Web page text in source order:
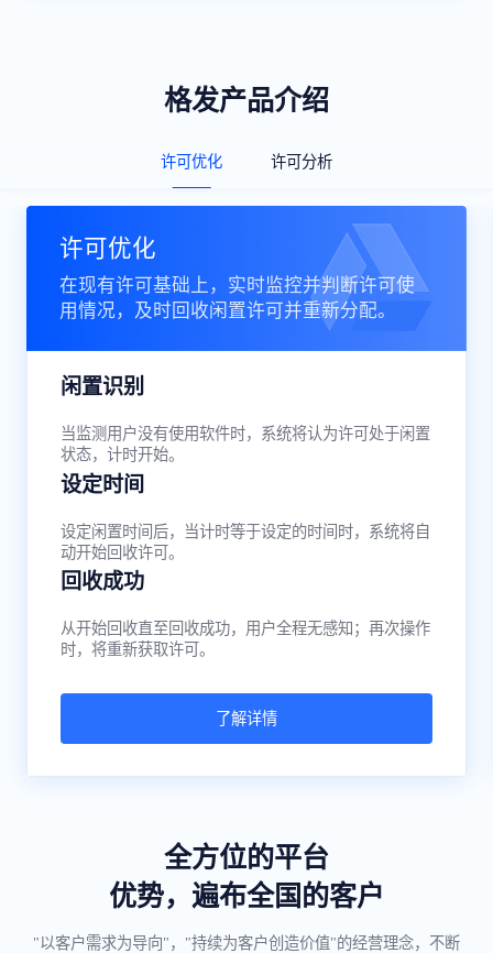
格发产品介绍
许可优化 许可分析
许可优化
在现有许可基础上，实时监控并判断许可使
用情况，及时回收闲置许可并重新分配。
闲置识别
当监测用户没有使用软件时，系统将认为许可处于闲置
状态，计时开始。
设定时间
设定闲置时间后，当计时等于设定的时间时，系统将自
动开始回收许可。
回收成功
从开始回收直至回收成功，用户全程无感知；再次操作
时，将重新获取许可。
了解详情
全方位的平台
优势，遍布全国的客户
"以客户需求为导向"，"持续为客户创造价值"的经营理念，不断